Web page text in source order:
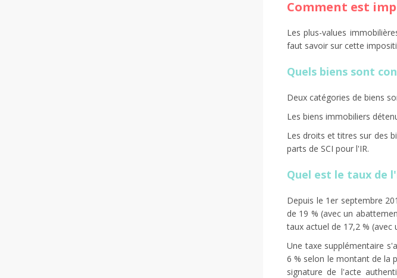
Comment est
Les plus-values
faut savoir sur cette
Quels biens sont
Deux catégories de biens
Les biens immobiliers
Les droits et titres sur des
parts de SCI pour l'IR.
Quel est le taux de
Depuis le 1er septembre
de 19 % (avec un
taux actuel de 17,2 %
Une taxe supplémentaire
6 % selon le montant de la
signature de l'acte